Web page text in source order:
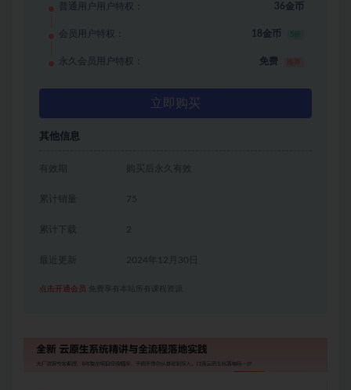
普通用户用户特权： 36金币
会员用户特权： 18金币 5折
永久会员用户特权： 免费
立即购买
其他信息
有效期 购买后永久有效
累计销量 75
累计下载 2
2024年12月30日
点击开通会员 免费享有本站所有课程资源